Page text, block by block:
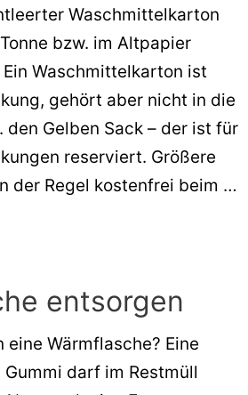
Waschmittelkarton
bzw. im Altpapier
Waschmittelkarton ist
gehört aber nicht in die
den Gelben Sack – der ist für
reserviert. Größere
der Regel kostenfrei beim …
entsorgen
Wärmflasche? Eine
darf im Restmüll